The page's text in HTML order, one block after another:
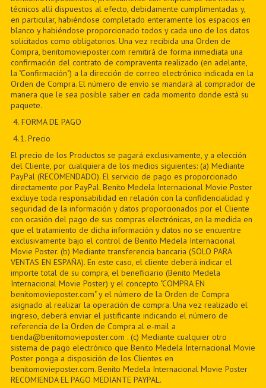
técnicos allí dispuestos al efecto, debidamente cumplimentadas y,
en particular, habiéndose completado enteramente los espacios en
blanco y habiéndose proporcionado todos y cada uno de los datos
solicitados como obligatorios. Una vez recibida una Orden de
Compra, benitomovieposter.com remitirá de forma inmediata una
confirmación del contrato de compraventa realizado (en adelante,
la "Confirmación") a la dirección de correo electrónico indicada en la
Orden de Compra. El número de envío se mandará al comprador de
manera que le sea posible saber en cada momento donde está su
paquete.
4. FORMA DE PAGO
4.1. Precio
El precio de los Productos se pagará exclusivamente, y a elección
del Cliente, por cualquiera de los medios siguientes: (a) Mediante
PayPal (RECOMENDADO). El servicio de pago es proporcionado
directamente por PayPal. Benito Medela Internacional Movie Poster
excluye toda responsabilidad en relación con la confidencialidad y
seguridad de la información y datos proporcionados por el Cliente
con ocasión del pago de sus compras electrónicas, en la medida en
que el tratamiento de dicha información y datos no se encuentre
exclusivamente bajo el control de Benito Medela Internacional
Movie Poster. (b) Mediante transferencia bancaria (SOLO PARA
VENTAS EN ESPAÑA). En este caso, el cliente deberá indicar el
importe total de su compra, el beneficiario (Benito Medela
Internacional Movie Poster) y el concepto "COMPRA EN
benitomovieposter.com" y el número de la Orden de Compra
asignado al realizar la operación de compra. Una vez realizado el
ingreso, deberá enviar el justificante indicando el número de
referencia de la Orden de Compra al e-mail a
tienda@benitomovieposter.com . (c) Mediante cualquier otro
sistema de pago electrónico que Benito Medela Internacional Movie
Poster ponga a disposición de los Clientes en
benitomovieposter.com. Benito Medela Internacional Movie Poster
RECOMIENDA EL PAGO MEDIANTE PAYPAL.